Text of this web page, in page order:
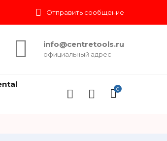
Отправить сообщение
info@centretools.ru
официальный адрес
0